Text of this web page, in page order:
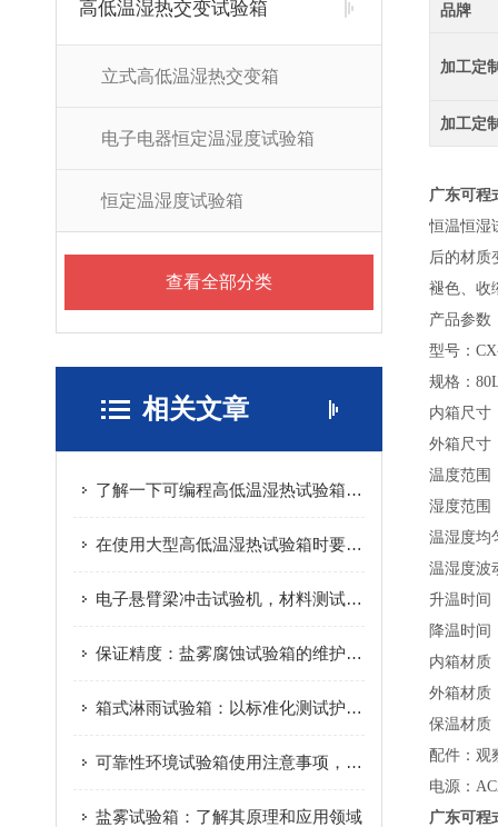
高低温湿热交变试验箱
立式高低温湿热交变箱
电子电器恒定温湿度试验箱
恒定温湿度试验箱
查看全部分类
相关文章
了解一下可编程高低温湿热试验箱的使用方法吧
在使用大型高低温湿热试验箱时要注意这几个方面
电子悬臂梁冲击试验机，材料测试的工具
保证精度：盐雾腐蚀试验箱的维护指南
箱式淋雨试验箱：以标准化测试护航产品环境适应性
可靠性环境试验箱使用注意事项，确保测试精准与设备安全
盐雾试验箱：了解其原理和应用领域
品牌
加工定
加工定
广东可程
恒温恒湿
后的材质
褪色、收
产品参数
型号：
规格：
内箱尺寸
外箱尺寸
温度范
湿度范围
温湿度均
温湿度波
升温时
降温时
内箱材质
外箱材质
保温材质
配件：观
电源：
广东可程